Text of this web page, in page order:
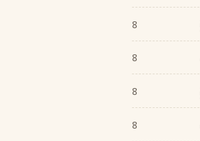
8
8
8
8